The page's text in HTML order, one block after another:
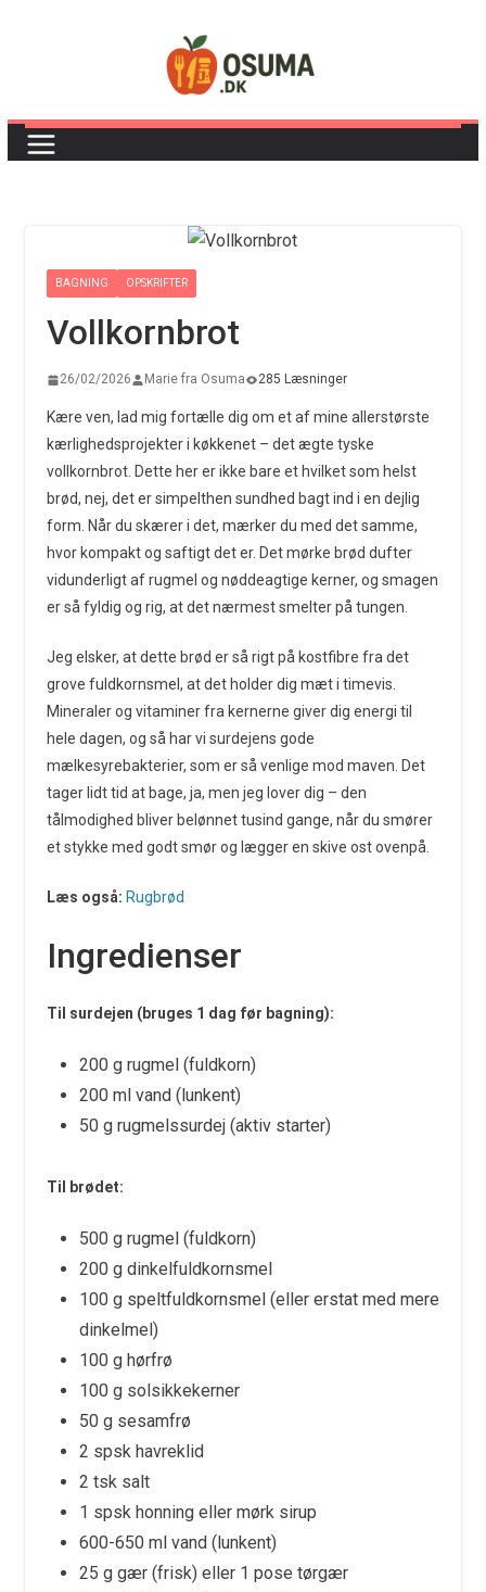
BAGNING OPSKRIFTER
Vollkornbrot
26/02/2026 Marie fra Osuma 285 Læsninger
Kære ven, lad mig fortælle dig om et af mine allerstørste
kærlighedsprojekter i køkkenet – det ægte tyske
vollkornbrot. Dette her er ikke bare et hvilket som helst
brød, nej, det er simpelthen sundhed bagt ind i en dejlig
form. Når du skærer i det, mærker du med det samme,
hvor kompakt og saftigt det er. Det mørke brød dufter
vidunderligt af rugmel og nøddeagtige kerner, og smagen
er så fyldig og rig, at det nærmest smelter på tungen.
Jeg elsker, at dette brød er så rigt på kostfibre fra det
grove fuldkornsmel, at det holder dig mæt i timevis.
Mineraler og vitaminer fra kernerne giver dig energi til
hele dagen, og så har vi surdejens gode
mælkesyrebakterier, som er så venlige mod maven. Det
tager lidt tid at bage, ja, men jeg lover dig – den
tålmodighed bliver belønnet tusind gange, når du smører
et stykke med godt smør og lægger en skive ost ovenpå.
Læs også: Rugbrød
Ingredienser
Til surdejen (bruges 1 dag før bagning):
200 g rugmel (fuldkorn)
200 ml vand (lunkent)
50 g rugmelssurdej (aktiv starter)
Til brødet:
500 g rugmel (fuldkorn)
200 g dinkelfuldkornsmel
100 g speltfuldkornsmel (eller erstat med mere
dinkelmel)
100 g hørfrø
100 g solsikkekerner
50 g sesamfrø
2 spsk havreklid
2 tsk salt
1 spsk honning eller mørk sirup
600-650 ml vand (lunkent)
25 g gær (frisk) eller 1 pose tørgær